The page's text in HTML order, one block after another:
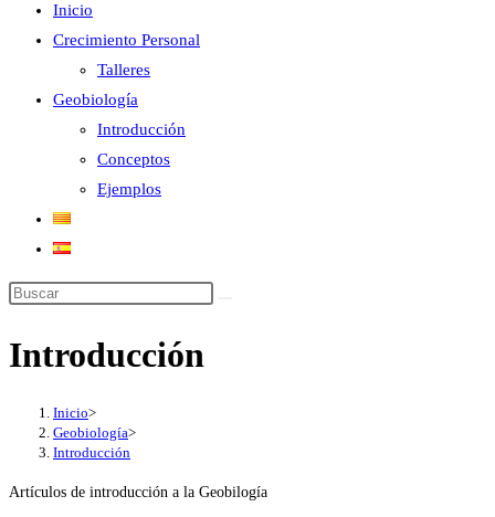
de
la
Inicio
Crecimiento Personal
Talleres
Geobiología
Introducción
Conceptos
Ejemplos
Buscar
esta
Introducción
Inicio>
Geobiología>
Introducción
Artículos de introducción a la Geobilogía